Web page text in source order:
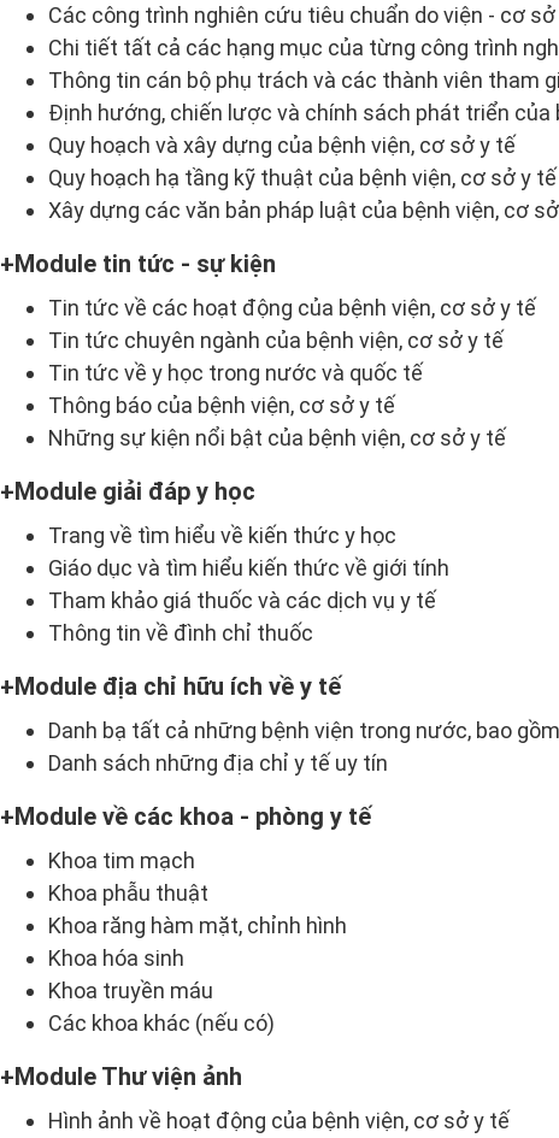
Các công trình nghiên cứu tiêu chuẩn do viện - cơ
Chi tiết tất cả các hạng mục của từng công trình
Thông tin cán bộ phụ trách và các thành viên tham
Định hướng, chiến lược và chính sách phát triển của
Quy hoạch và xây dựng của bệnh viện, cơ sở y tế
Quy hoạch hạ tầng kỹ thuật của bệnh viện, cơ sở y tế
Xây dựng các văn bản pháp luật của bệnh viện, cơ
Module tin tức - sự kiện
Tin tức về các hoạt động của bệnh viện, cơ sở y tế
Tin tức chuyên ngành của bệnh viện, cơ sở y tế
Tin tức về y học trong nước và quốc tế
Thông báo của bệnh viện, cơ sở y tế
Những sự kiện nổi bật của bệnh viện, cơ sở y tế
Module giải đáp y học
Trang về tìm hiểu về kiến thức y học
Giáo dục và tìm hiểu kiến thức về giới tính
Tham khảo giá thuốc và các dịch vụ y tế
Thông tin về đình chỉ thuốc
Module địa chỉ hữu ích về y tế
Danh bạ tất cả những bệnh viện trong nước, bao
Danh sách những địa chỉ y tế uy tín
Module về các khoa - phòng y tế
Khoa tim mạch
Khoa phẫu thuật
Khoa răng hàm mặt, chỉnh hình
Khoa hóa sinh
Khoa truyền máu
Các khoa khác (nếu có)
Module Thư viện ảnh
Hình ảnh về hoạt động của bệnh viện, cơ sở y tế